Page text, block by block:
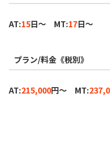
AT:15日～ MT:17日～
プラン/料金《税別》
AT:215,000円～ MT: